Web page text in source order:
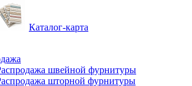
Каталог-карта
швейной фурнитуры
шторной фурнитуры